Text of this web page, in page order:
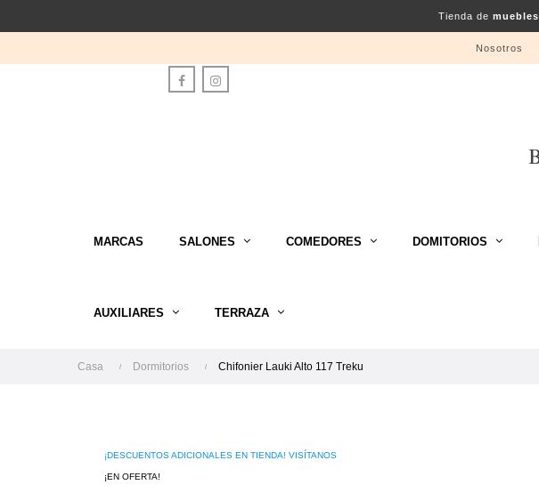
Tienda de muebles
Nosotros
Facebook
MARCAS SALONES COMEDORES DOMITORIOS
AUXILIARES TERRAZA
Casa Dormitorios Chifonier Lauki Alto 117 Treku
¡DESCUENTOS ADICIONALES EN TIENDA! VISÍTANOS
¡EN OFERTA!